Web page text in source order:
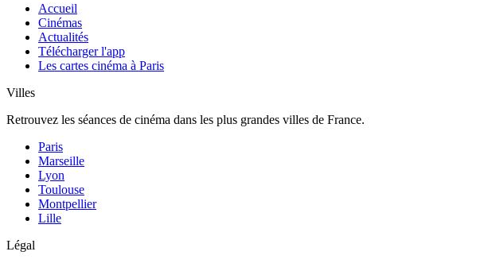
Accueil
Cinémas
Actualités
Télécharger l'app
Les cartes cinéma à Paris
Villes
Retrouvez les séances de cinéma dans les plus grandes villes de France.
Paris
Marseille
Lyon
Toulouse
Montpellier
Lille
Légal